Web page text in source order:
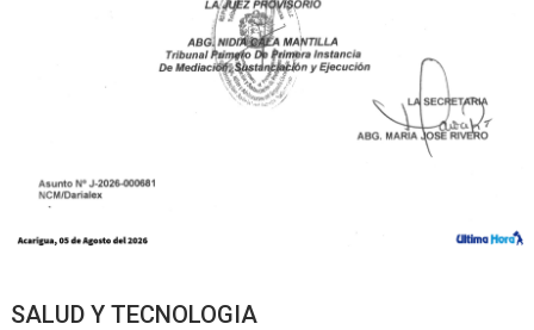
SALUD Y TECNOLOGIA